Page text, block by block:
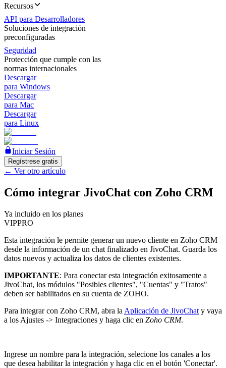
Recursos
API para Desarrolladores
Soluciones de integración
preconfiguradas
Seguridad
Protección que cumple con las
normas internacionales
Descargar
para Windows
Descargar
para Mac
Descargar
para Linux
Iniciar Sesión
Regístrese gratis
← Ver otro artículo
Cómo integrar JivoChat con Zoho CRM
Ya incluido en los planes
VIPPRO
Esta integración le permite generar un nuevo cliente en Zoho CRM
desde la información de un chat finalizado en JivoChat. Guarda los
datos nuevos y actualiza los datos de clientes existentes.
IMPORTANTE: Para conectar esta integración exitosamente a
JivoChat, los módulos "Posibles clientes", "Cuentas" y "Tratos"
deben ser habilitados en su cuenta de ZOHO.
Para integrar con Zoho CRM, abra la Aplicación de JivoChat y vaya
a los Ajustes -> Integraciones y haga clic en Zoho CRM.
Ingrese un nombre para la integración, selecione los canales a los
que desea habilitar la integración y haga clic en el botón 'Conectar'.